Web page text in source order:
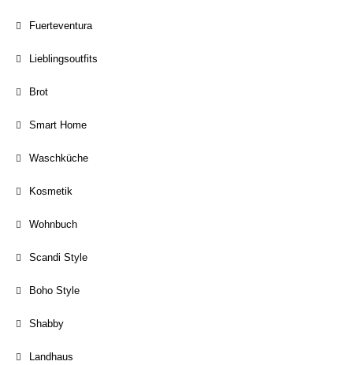
Fuerteventura
Lieblingsoutfits
Brot
Smart Home
Waschküche
Kosmetik
Wohnbuch
Scandi Style
Boho Style
Shabby
Landhaus